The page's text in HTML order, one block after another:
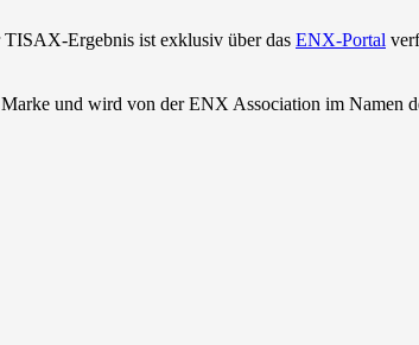
Ergebnis ist exklusiv über das ENX-Portal
und wird von der ENX Association im Namen